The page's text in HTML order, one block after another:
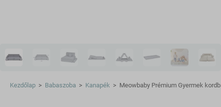
Kezdőlap > Babaszoba > Kanapék > Meowbaby Prémium Gyermek